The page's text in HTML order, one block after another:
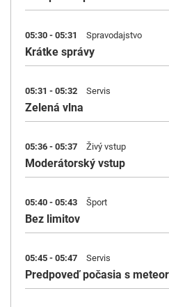
05:30 - 05:31 Spravodajstvo
Krátke správy
05:31 - 05:32 Servis
Zelená vlna
05:36 - 05:37 Živý vstup
Moderátorský vstup
05:40 - 05:43 Šport
Bez limitov
05:45 - 05:47 Servis
Predpoveď počasia s